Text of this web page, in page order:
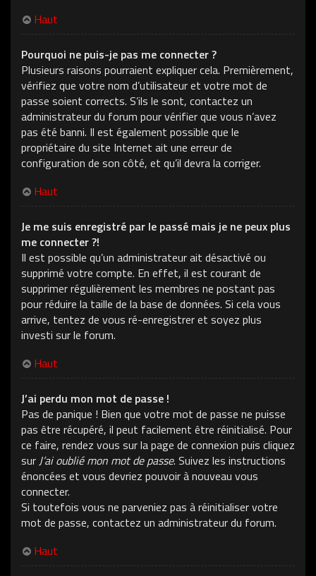
Haut
Pourquoi ne puis-je pas me connecter ?
Plusieurs raisons pourraient expliquer cela. Premièrement,
vérifiez que votre nom d’utilisateur et votre mot de
passe soient corrects. S’ils le sont, contactez un
administrateur du forum pour vérifier que vous n’avez
pas été banni. Il est également possible que le
propriétaire du site Internet ait une erreur de
configuration de son côté, et qu’il devra la corriger.
Haut
Je me suis enregistré par le passé mais je ne peux plus
me connecter ?!
Il est possible qu’un administrateur ait désactivé ou
supprimé votre compte. En effet, il est courant de
supprimer régulièrement les membres ne postant pas
pour réduire la taille de la base de données. Si cela vous
arrive, tentez de vous ré-enregistrer et soyez plus
investi sur le forum.
Haut
J’ai perdu mon mot de passe !
Pas de panique ! Bien que votre mot de passe ne puisse
pas être récupéré, il peut facilement être réinitialisé. Pour
ce faire, rendez vous sur la page de connexion puis cliquez
sur J’ai oublié mon mot de passe. Suivez les instructions
énoncées et vous devriez pouvoir à nouveau vous
connecter.
Si toutefois vous ne parveniez pas à réinitialiser votre
mot de passe, contactez un administrateur du forum.
Haut